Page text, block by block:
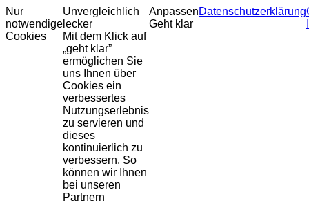
Nur
notwendige
Cookies
Unvergleichlich
lecker
Mit dem Klick auf
„geht klar”
ermöglichen Sie
uns Ihnen über
Cookies ein
verbessertes
Nutzungserlebnis
zu servieren und
dieses
kontinuierlich zu
verbessern. So
können wir Ihnen
bei unseren
Partnern
Anpassen
Geht klar
Datenschutzerklärung